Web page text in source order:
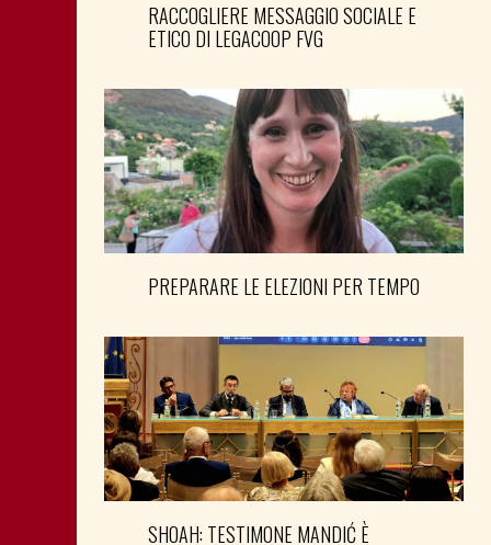
RACCOGLIERE MESSAGGIO SOCIALE E
ETICO DI LEGACOOP FVG
PREPARARE LE ELEZIONI PER TEMPO
SHOAH: TESTIMONE MANDIĆ È